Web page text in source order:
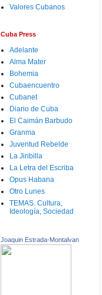
Valores Cubanos
Cuba Press
Adelante
Alma Mater
Bohemia
Cubaencuentro
Cubanet
Diario de Cuba
El Caimán Barbudo
Granma
Juventud Rebelde
La Jiribilla
La Letra del Escriba
Opus Habana
Otro Lunes
TEMAS. Cultura,
Ideología, Sociedad
Joaquin Estrada-Montalvan